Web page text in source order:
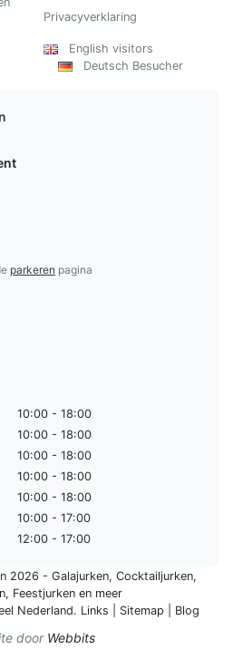
Privacyverklaring
English visitors
Deutsch Besucher
parkeren pagina
10:00 - 18:00
10:00 - 18:00
10:00 - 18:00
10:00 - 18:00
10:00 - 18:00
10:00 - 17:00
12:00 - 17:00
2026 - Galajurken, Cocktailjurken,
, Feestjurkenen meer
Nederland. Links Sitemap Blog
door Webbits